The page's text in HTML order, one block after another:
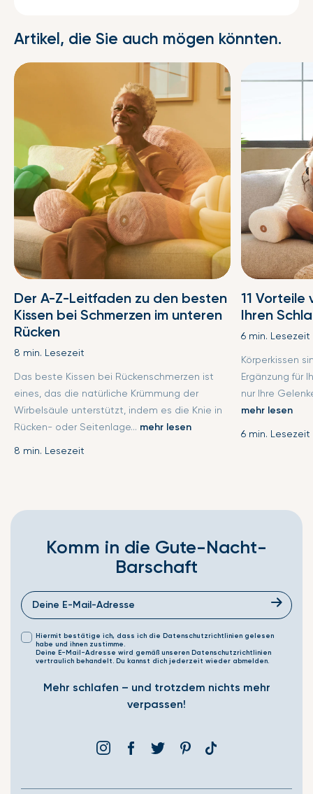
Artikel, die Sie auch mögen könnten.
Der A-Z-Leitfaden zu den besten
Kissen bei Schmerzen im unteren
Rücken
8 min. Lesezeit
Das beste Kissen bei Rückenschmerzen ist
eines, das die natürliche Krümmung der
Wirbelsäule unterstützt, indem es die Knie in
Rücken- oder Seitenlage... mehr lesen
8 min. Lesezeit
11 Vorteile
Ihren
6 min. Lesezeit
Körperkissen
Ergänzung für
nur Ihre
mehr lesen
6 min. Lesezeit
Komm in die Gute-Nacht-
Barschaft
Hiermit bestätige ich, dass ich die Datenschutzrichtlinien gelesen
habe und ihnen zustimme.
Deine E-Mail-Adresse wird gemäß unseren Datenschutzrichtlinien
vertraulich behandelt. Du kannst dich jederzeit wieder abmelden.
Mehr schlafen – und trotzdem nichts mehr
verpassen!
InstagramFacebookÞjórsárdenPinterestTranslation